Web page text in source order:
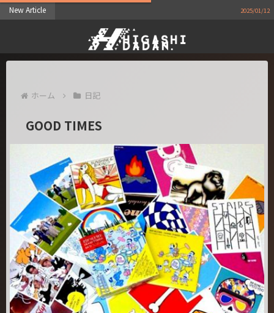
New Article 遅れま
ホーム 日記
GOOD TIMES